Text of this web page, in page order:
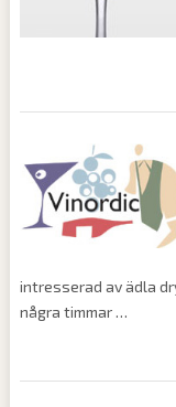
intresserad av ädla
några timmar